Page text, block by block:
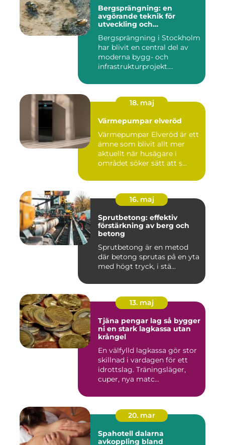
Bergsprängning: en
avgörande teknik för
utveckling och
Bergsprängning i Stockholm
har blivit en central del av
moderna bygg- och
infrastrukturprojekt....
18. maj
Värmepumpar elveröd
Värmepumpar Elveröd är ett
ämne som blivit allt mer
aktuellt när husägare i
området söker sätt att s...
16. maj
Sprutbetong: effektiv
förstärkning av berg och
betong
Sprutbetong är en metod
där betong sprutas på en yta
med högt tryck, i stä...
13. maj
Tjäna pengar lag så bygger
ni en stark lagkassa utan
krångel
En välfylld lagkassa gör stor
skillnad i vardagen för ett
idrottslag. Träningsläger,
cuper, nya matc...
20. mar
Spahotell dalarna
avkoppling bland